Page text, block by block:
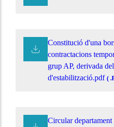
Constitució d'una
contractacions
grup AP, derivada
d'estabilització.pdf (
Circular